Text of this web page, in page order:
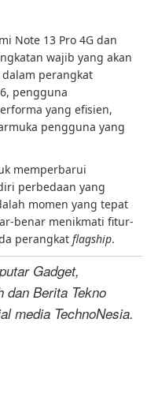
Note 13 Pro 4G dan
wajib yang akan
perangkat
pengguna
yang efisien,
pengguna yang
memperbarui
perbedaan yang
momen yang tepat
benar menikmati fitur-
perangkat flagship.
Gadget,
dan Berita Tekno
media TechnoNesia.